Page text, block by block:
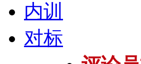
内训
对标